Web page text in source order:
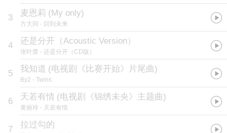
3 麦恩莉 (My only)
方大同 - 回到未来
4 还是分开（Acoustic Version）
张叶蕾 - 还是分开（CD版）
5 我知道 (电视剧《比赛开始》片尾曲)
By2 - Twins
6 天若有情 (电视剧《锦绣未央》主题曲)
黄丽玲 - 天若有情
7 拉过勾的